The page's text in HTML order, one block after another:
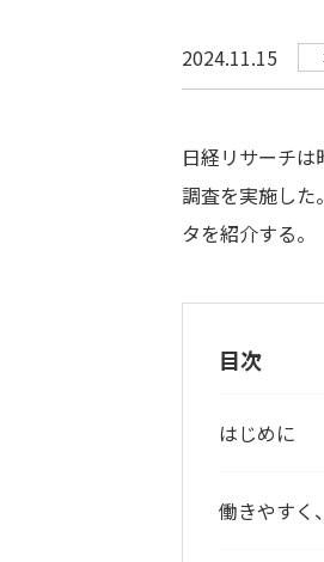
2024.11.15
日経リサーチは
調査を実施した
タを紹介する。
目次
はじめに
働きやすく